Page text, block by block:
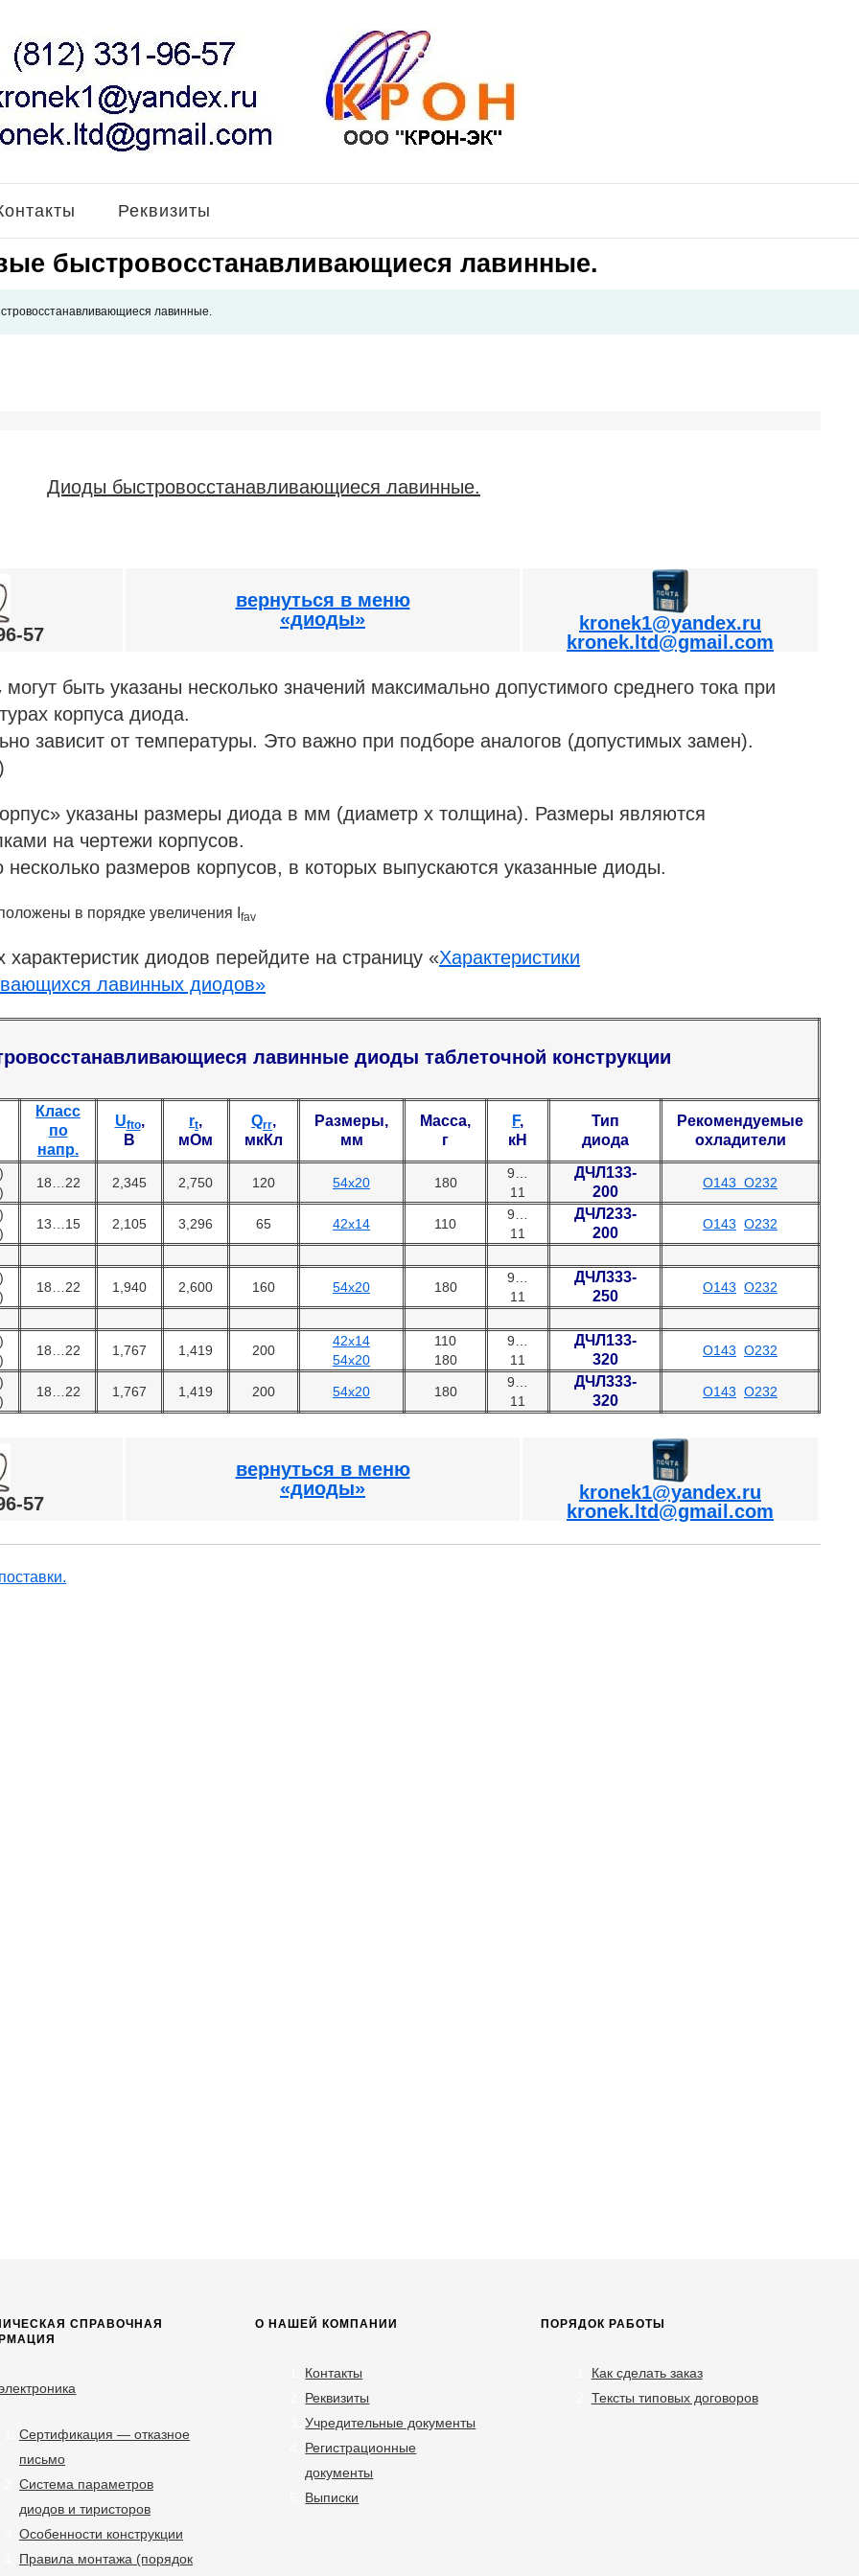
Реквизиты
быстровосстанавливающиеся лавинные.
лавинные.
Диоды быстровосстанавливающиеся лавинные.
57
вернуться в меню
«диоды»
kronek1@yandex.ru
kronek.ltd@gmail.com
могут быть указаны несколько значений максимально допустимого среднего тока при
корпуса диода.
зависит от температуры. Это важно при подборе аналогов (допустимых замен).
указаны размеры диода в мм (диаметр х толщина). Размеры являются
на чертежи корпусов.
размеров корпусов, в которых выпускаются указанные диоды.
в порядке увеличения I fav
диодов перейдите на страницу «Характеристики
лавинных диодов»
лавинные диоды таблеточной конструкции
Класс
по
напр.
Ufto,
В
rt,
мОм
Qrr,
мкКл
Размеры,
мм
Масса,
г
F,
кН
Тип
диода
Рекомендуемые
охладители
18…22 2,345 2,750 120 54х20 180
9…
11
ДЧЛ133-
200
О143 О232
13…15 2,105 3,296 65 42х14 110
9…
11
ДЧЛ233-
200
О143 О232
18…22 1,940 2,600 160 54х20 180
9…
11
ДЧЛ333-
250
О143 О232
18…22 1,767 1,419 200
42х14
54х20
110
180
9…
11
ДЧЛ133-
320
О143 О232
18…22 1,767 1,419 200 54х20 180
9…
11
ДЧЛ333-
320
О143 О232
57
вернуться в меню
«диоды»
kronek1@yandex.ru
kronek.ltd@gmail.com
СПРАВОЧНАЯ
Сертификация — отказное
письмо
Система параметров
диодов и тиристоров
Особенности конструкции
Правила монтажа (порядок
О НАШЕЙ КОМПАНИИ
Контакты
Реквизиты
Учредительные документы
Регистрационные
документы
Выписки
ПОРЯДОК РАБОТЫ
Как сделать заказ
Тексты типовых договоров